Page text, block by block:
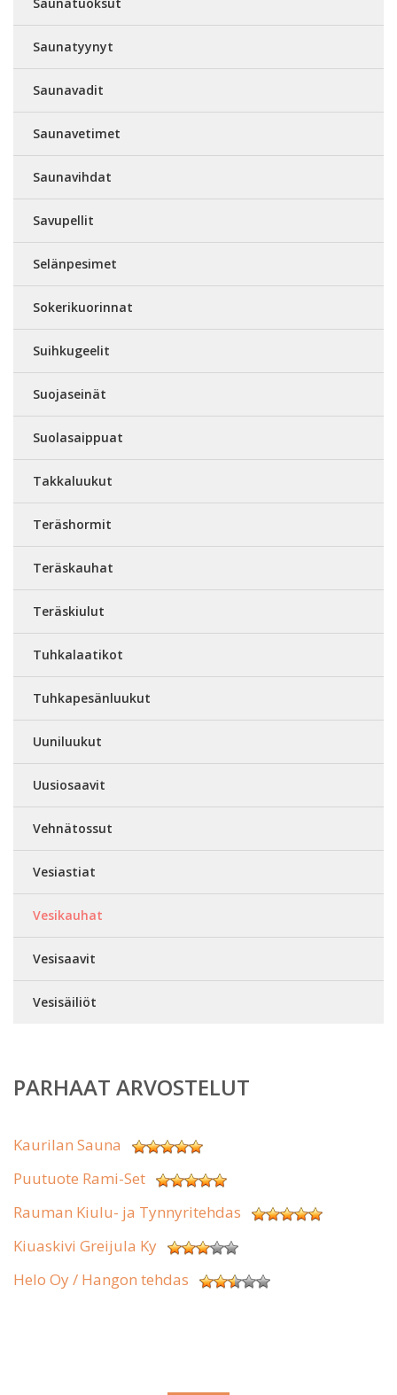
Saunatyynyt
Saunavadit
Saunavetimet
Saunavihdat
Savupellit
Selänpesimet
Sokerikuorinnat
Suihkugeelit
Suojaseinät
Suolasaippuat
Takkaluukut
Teräshormit
Teräskauhat
Teräskiulut
Tuhkalaatikot
Tuhkapesänluukut
Uuniluukut
Uusiosaavit
Vehnätossut
Vesiastiat
Vesikauhat
Vesisaavit
Vesisäiliöt
PARHAAT ARVOSTELUT
Kaurilan Sauna
Puutuote Rami-Set
Rauman Kiulu- ja Tynnyritehdas
Kiuaskivi Greijula Ky
Helo Oy / Hangon tehdas